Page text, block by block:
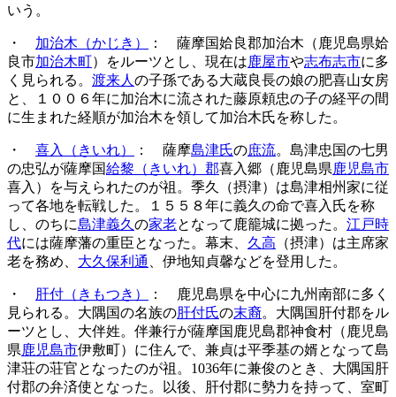
いう。
・ 加治木（かじき）
： 薩摩国姶良郡加治木（鹿児島県姶
良市加治木町）をルーツとし、現在は鹿屋市や志布志市に多
く見られる。 渡来人 の子孫である大蔵良長の娘の肥喜山女房
と、１００６年に加治木に流された藤原頼忠の子の経平の間
に生まれた経順が加治木を領して加治木氏を称した。
・ 喜入（きいれ） ： 薩摩島津氏の庶流。島津忠国の七男
の忠弘が薩摩国給黎（きいれ）郡喜入郷（鹿児島県鹿児島市
喜入）を与えられたのが祖。季久（摂津）は島津相州家に従
って各地を転戦した。１５５８年に義久の命で喜入氏を称
し、のちに島津義久 の家老となって鹿籠城に拠った。 江戸時
代には薩摩藩の重臣となった。幕末、 久高 （摂津）は主席家
老を務め、 大久保利通 、伊地知貞馨などを登用した。
・ 肝付（きもつき）
： 鹿児島県を中心に九州南部に多く
見られる。大隅国の名族の肝付氏の末裔。大隅国肝付郡をル
ーツとし、大伴姓。伴兼行が薩摩国鹿児島郡神食村（鹿児島
県鹿児島市伊敷町）に住んで、兼貞は平季基の婿となって島
津荘の荘官となったのが祖。1036年に兼俊のとき、大隅国肝
付郡の弁済使となった。以後、肝付郡に勢力を持って、室町